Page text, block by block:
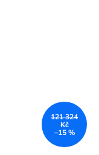
121 324
Kč
–15 %